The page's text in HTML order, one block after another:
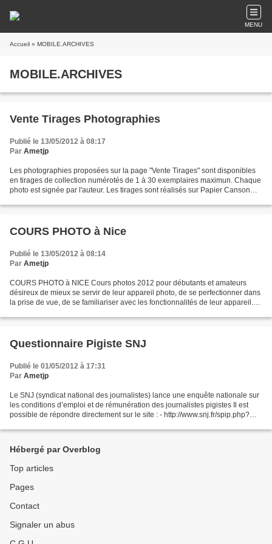
MENU
Accueil » MOBILE.ARCHIVES
MOBILE.ARCHIVES
Vente Tirages Photographies
Publié le 13/05/2012 à 08:17
Par Ametjp
Les photographies proposées sur la page "Vente Tirages" sont disponibles
en tirages de collection numérotés de 1 à 30 exemplaires maximun. Chaque
photo est signée par l'auteur. Les tirages sont réalisés sur Papier Canson
COURS PHOTO à Nice
Publié le 13/05/2012 à 08:14
Par Ametjp
COURS PHOTO à NICE Cours photos 2012 pour débutants et amateurs
désireux de mieux se servir de leur appareil photo, de se perfectionner dans
la prise de vue, de se familiariser avec les fonctionnalités de leur appareil.
Questionnaire Pigiste SNJ
Publié le 01/05/2012 à 17:31
Par Ametjp
Le SNJ (syndicat national des journalistes) lance une enquête nationale sur
les conditions d’emploi et de rémunération des journalistes pigistes Il est
possible de répondre directement sur le site : - http://www.snj.fr/spip.php?
Hébergé par Overblog
Top articles
Pages
Contact
Signaler un abus